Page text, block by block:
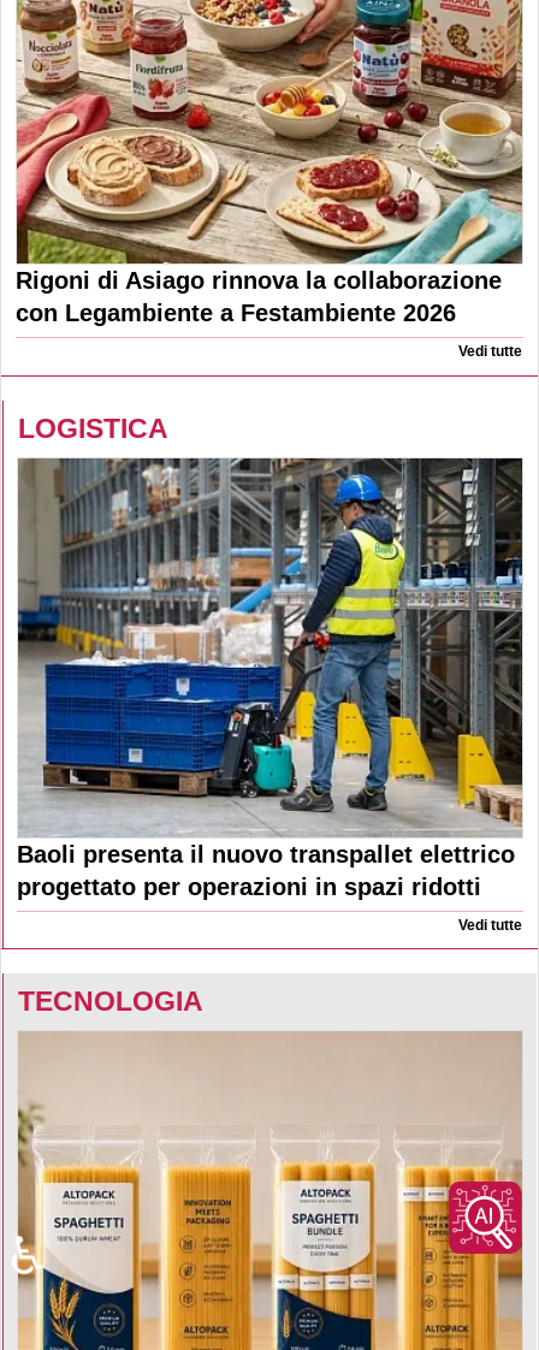
Rigoni di Asiago rinnova la collaborazione
con Legambiente a Festambiente 2026
Vedi tutte
LOGISTICA
Baoli presenta il nuovo transpallet elettrico
progettato per operazioni in spazi ridotti
Vedi tutte
TECNOLOGIA